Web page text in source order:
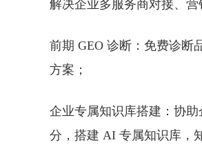
解决企业多服务商对接、
前期 GEO 诊断 ：免费诊
方案；
企业专属知识库搭建 ：协
分，搭建 AI 专属知识库，